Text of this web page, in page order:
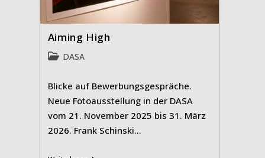
Aiming High
Beitrags-
DASA
Blicke auf Bewerbungsgespräche.
Neue Fotoausstellung in der DASA
vom 21. November 2025 bis 31. März
2026. Frank Schinski…